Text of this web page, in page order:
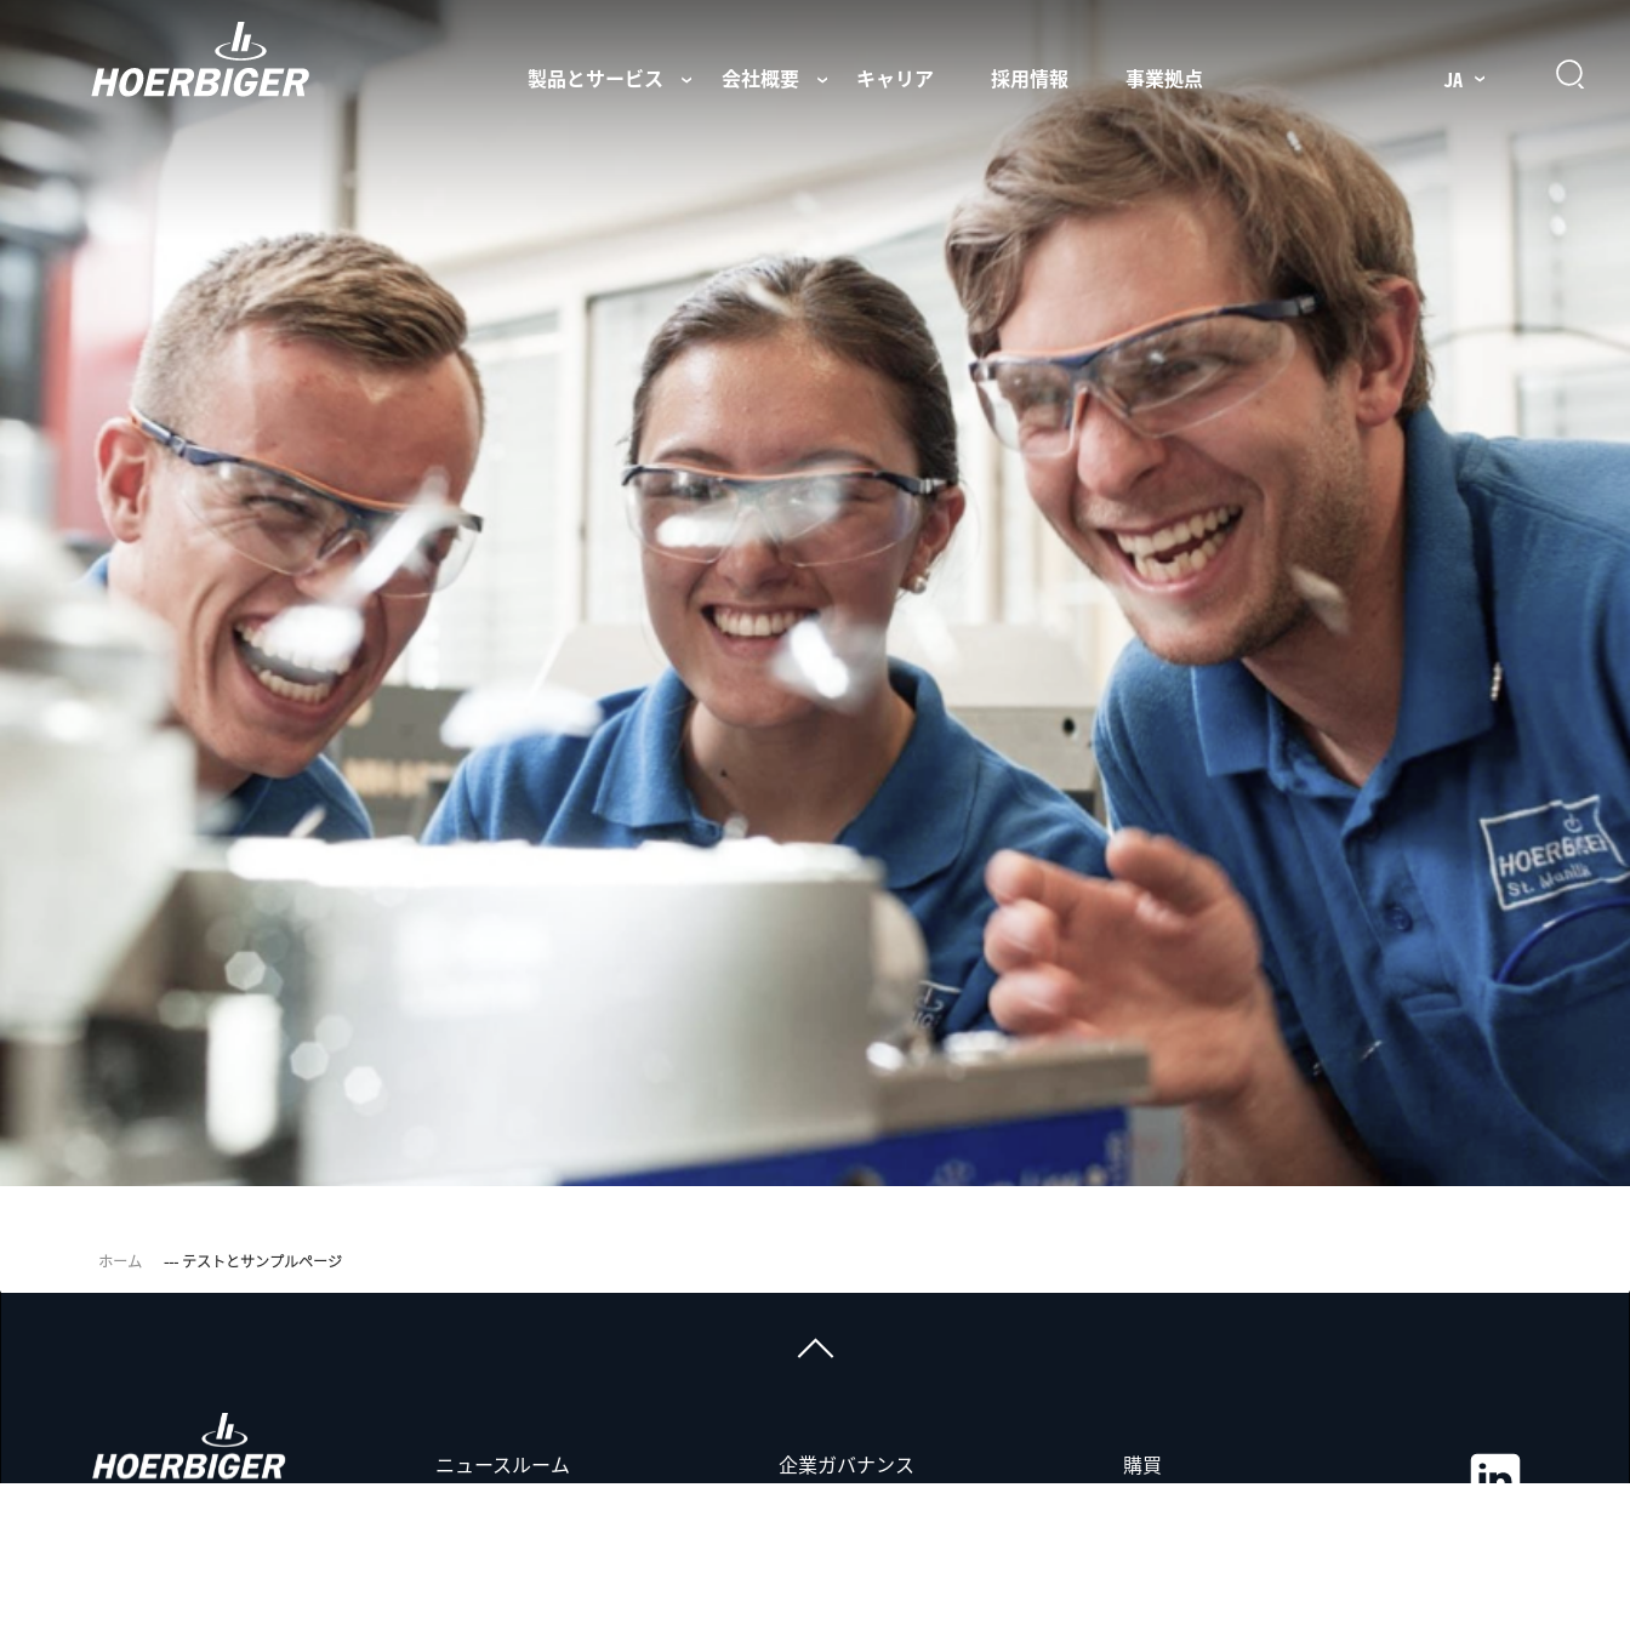
製品とサービス
コンプレッサー用部品とサービス
水素産業向けコンポーネント
フロー＆モーション制御
回転ユニオンとスリップリング
ガスエンジン用部品
セーフティ
空気・産業用コンプレッサー用部品
産業分野・当社の主要市場
会社概要
会社概要
組織と役員
文化と価値観
サステナビリティ
私たちの原点
財団
キャリア 採用情報 事業拠点 JA
ホーム --- テストとサンプルページ
ニュースルーム
企業ガバナンス
購買